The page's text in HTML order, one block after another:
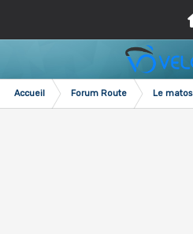
Accueil Forum Route Le matos